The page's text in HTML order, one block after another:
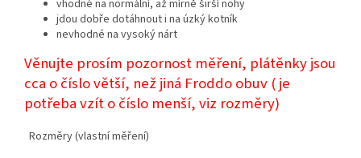
vhodné na normální, až mírně širší nohy
jdou dobře dotáhnout i na úzký kotník
nevhodné na vysoký nárt
Věnujte prosím pozornost měření, plátěnky jsou
cca o číslo větší, než jiná Froddo obuv ( je
potřeba vzít o číslo menší, viz rozměry)
Rozměry (vlastní měření)